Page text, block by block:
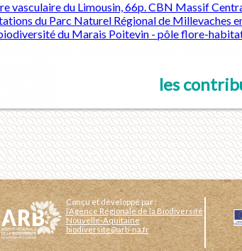
vasculaire du Limousin, 66p. CBN Massif
du Parc Naturel Régional de Millevaches
du Marais Poitevin - pôle flore-
les
Conçu et développé par :
l’Agence Régionale de la Biodiversité
Nouvelle-Aquitaine
biodiversite@arb-na.fr